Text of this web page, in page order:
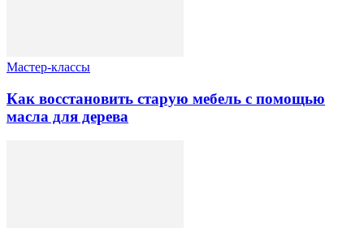
Мастер-классы
Как восстановить старую мебель с помощью
масла для дерева